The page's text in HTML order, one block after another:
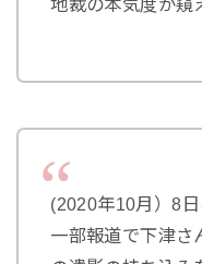
地裁の本気度が窺
(2020年10月）8日
一部報道で下津さ